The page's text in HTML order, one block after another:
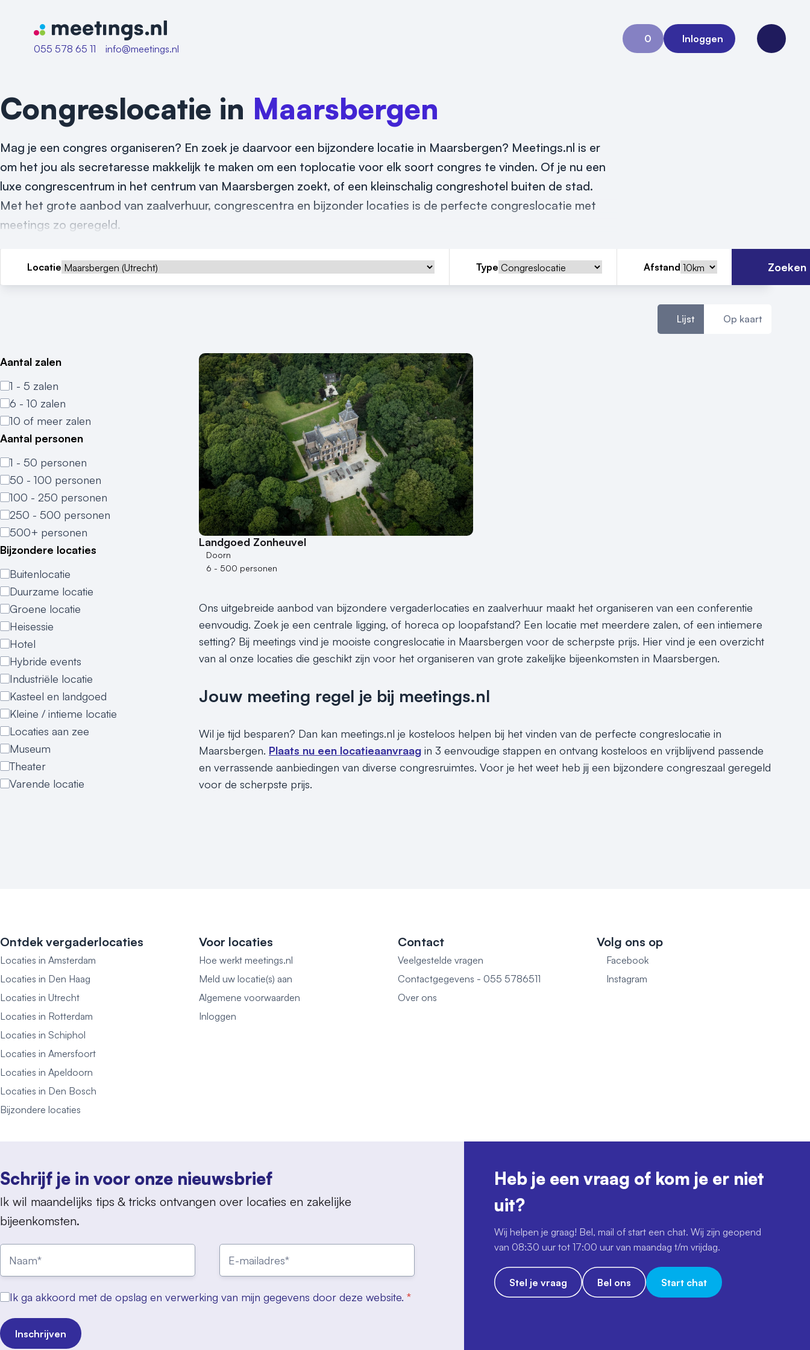
Naar home van Meetings
055 578 65 11
info@meetings.nl
0
Aanvraag 0
Inloggen
Open
Congreslocatie in Maarsbergen
Mag je een congres organiseren? En zoek je daarvoor een bijzondere locatie in Maarsbergen? Meetings.nl is er
om het jou als secretaresse makkelijk te maken om een toplocatie voor elk soort congres te vinden. Of je nu een
luxe congrescentrum in het centrum van Maarsbergen zoekt, of een kleinschalig congreshotel buiten de stad.
Met het grote aanbod van zaalverhuur, congrescentra en bijzonder locaties is de perfecte congreslocatie met
meetings zo geregeld.
Locatie Type Afstand Zoeken
Lijst Op kaart
Aantal zalen
1 - 5 zalen
6 - 10 zalen
10 of meer zalen
Aantal personen
1 - 50 personen
50 - 100 personen
100 - 250 personen
250 - 500 personen
500+ personen
Bijzondere locaties
Buitenlocatie
Duurzame locatie
Groene locatie
Heisessie
Hotel
Hybride events
Industriële locatie
Kasteel en landgoed
Kleine / intieme locatie
Locaties aan zee
Museum
Theater
Varende locatie
Landgoed Zonheuvel
Doorn
6 - 500 personen
Ons uitgebreide aanbod van bijzondere vergaderlocaties en zaalverhuur maakt het organiseren van een conferentie
eenvoudig. Zoek je een centrale ligging, of horeca op loopafstand? Een locatie met meerdere zalen, of een intiemere
setting? Bij meetings vind je mooiste congreslocatie in Maarsbergen voor de scherpste prijs. Hier vind je een overzicht
van al onze locaties die geschikt zijn voor het organiseren van grote zakelijke bijeenkomsten in Maarsbergen.
Jouw meeting regel je bij meetings.nl
Wil je tijd besparen? Dan kan meetings.nl je kosteloos helpen bij het vinden van de perfecte congreslocatie in
Maarsbergen. Plaats nu een locatieaanvraag in 3 eenvoudige stappen en ontvang kosteloos en vrijblijvend passende
en verrassende aanbiedingen van diverse congresruimtes. Voor je het weet heb jij een bijzondere congreszaal geregeld
voor de scherpste prijs.
Ontdek vergaderlocaties
Locaties in Amsterdam
Locaties in Den Haag
Locaties in Utrecht
Locaties in Rotterdam
Locaties in Schiphol
Locaties in Amersfoort
Locaties in Apeldoorn
Locaties in Den Bosch
Bijzondere locaties
Voor locaties
Hoe werkt meetings.nl
Meld uw locatie(s) aan
Algemene voorwaarden
Inloggen
Contact
Veelgestelde vragen
Contactgegevens - 055 5786511
Over ons
Volg ons op
Facebook
Instagram
Schrijf je in voor onze nieuwsbrief
Ik wil maandelijks tips & tricks ontvangen over locaties en zakelijke
bijeenkomsten.
Ik ga akkoord met de opslag en verwerking van mijn gegevens door deze website. *
Inschrijven
Heb je een vraag of kom je er niet
uit?
Wij helpen je graag! Bel, mail of start een chat. Wij zijn geopend
van 08:30 uur tot 17:00 uur van maandag t/m vrijdag.
Stel je vraag Bel ons Start chat